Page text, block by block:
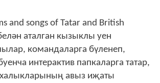
and songs of Tatar and British
аталган кызыклы уен
, командаларга бүленеп,
интерактив папкаларга татар,
халыкларының авыз иҗаты